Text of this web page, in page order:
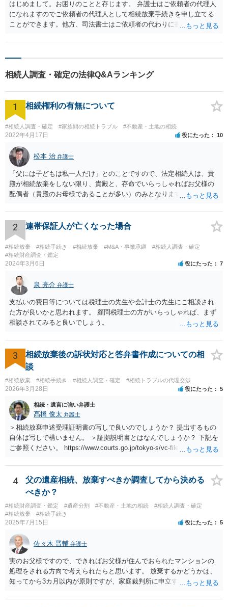
はじめまして。お困りのことと存じます。 弁護士はご依頼者の代理人
になれますのでご依頼者の代理人として相続放棄手続きを申し立てる
ことができます。他方、司法書士はご依頼者の代わりに書類作成を行
法書士に依頼された場合、司法書士が作成された申立書をご自分で裁
が行います。もっとも、裁判所によっては相続放棄に対する照会など
が可能です。 また、その他のアドバイスを受けるところまで考えれば
弁護士に依頼された方が安心でしょう。 費用等につきましては詳細を
お伺いできればお伝えさせていただきますので、宜しければ、個別に
ご連絡頂けますと幸いです。 宜しくお願い致します。
相続人調査・確定の法律Q&Aランキング
1 相続権利の有無について
#相続人調査・確定 #家族間の相続トラブル #不動産・土地の相続
2022年4月17日 役にたった 10
松本 治 弁護士
「父には子どもは私一人だけ」とのことですので、法定相続人は、貴
殿が相続放棄をしない限り、貴殿と、存命でいらっしゃればお父様の
配偶者（貴殿のお母様であることが多い）のみとなります。遺言がな
2 連帯保証人が亡くなった場合
#相続放棄 #相続手続き #相続放棄 #M&A・事業承継
#相続人調査・確定
#相続財産調査・鑑定
2024年3月6日 役にたった 7
泉 亮介 弁護士
支払いの費目等については税理士の先生や会計士の先生にご相談され
た方が良いかと思われます。 顧問税理士の方がいらっしゃれば、まず
相談されてみると良いでしょう。
3
相続放棄後の訴状対応と答弁書作成についての相
談
#相続放棄 #相続手続き #相続人調査・確定 #相続トラブルの代理交渉
2026年3月28日 役にたった 5
相続・遺言に強い弁護士
髙橋 俊太 弁護士
＞相続放棄申述受理証明書の写しで良いのでしょうか？ 提出するもの
自体は写しで構いません。 ＞証拠説明書とはなんでしょうか？ 下記を
ご参照ください。 https://www.courts.go.jp/tokyo-s/vc-files/tokyo-s/file/
4
父の遺産相続、放棄すべきか調査してから決める
べきか？
#相続財産調査・鑑定 #遺産分割 #不動産・土地の相続
#相続人調査・確定
#相続放棄
#相続手続き
2025年7月15日 役にたった 5
佐々木 晋輔 弁護士
実のお父様ですので、できればお父様が住んでおられたマンションの
処理をされる方向で考えられたらと思います。 放棄するかどうかは、
知ってから3カ月以内が原則ですが、家庭裁判所に申立すれば3カ月の
放棄するかどうか決めることができます。 銀行やサラ金が数年も放置